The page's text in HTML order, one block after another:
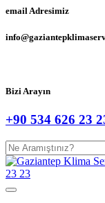
email Adresimiz
Bizi Arayın
+90 534 626 23